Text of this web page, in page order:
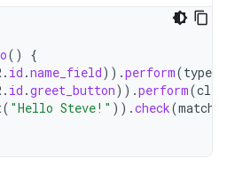
()
{
. id .name_field)).perform(
. id .greet_button)).perform(
( "Hello Steve!" )).check(